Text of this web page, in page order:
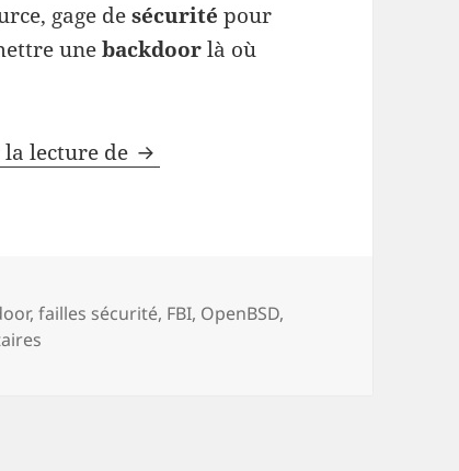
gage desécurité pour
unebackdoorlà où
lecture de OpenBSD BackDoor FBI –
,failles sécurité, FBI, OpenBSD,